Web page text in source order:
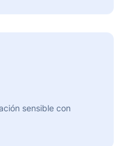
sensible con